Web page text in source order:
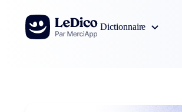
Aller au contenu
Dictionnaire